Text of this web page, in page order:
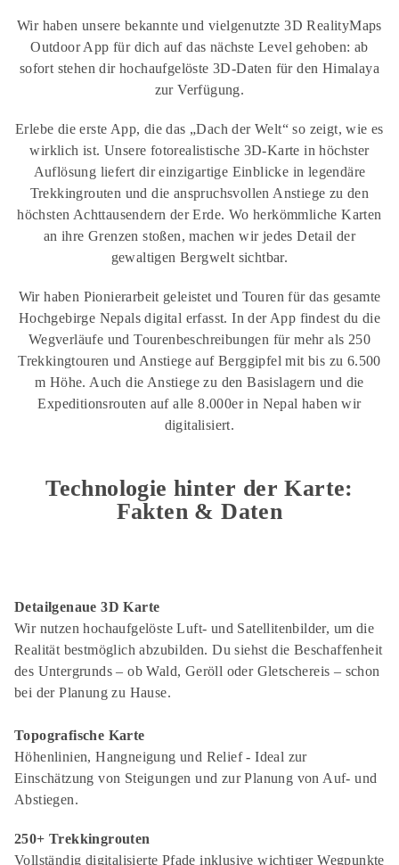
Wir haben unsere bekannte und vielgenutzte 3D RealityMaps
Outdoor App für dich auf das nächste Level gehoben: ab
sofort stehen dir hochaufgelöste 3D-Daten für den Himalaya
zur Verfügung.
Erlebe die erste App, die das „Dach der Welt“ so zeigt, wie es
wirklich ist. Unsere fotorealistische 3D-Karte in höchster
Auflösung liefert dir einzigartige Einblicke in legendäre
Trekkingrouten und die anspruchsvollen Anstiege zu den
höchsten Achttausendern der Erde. Wo herkömmliche Karten
an ihre Grenzen stoßen, machen wir jedes Detail der
gewaltigen Bergwelt sichtbar.
Wir haben Pionierarbeit geleistet und Touren für das gesamte
Hochgebirge Nepals digital erfasst. In der App findest du die
Wegverläufe und Tourenbeschreibungen für mehr als 250
Trekkingtouren und Anstiege auf Berggipfel mit bis zu 6.500
m Höhe. Auch die Anstiege zu den Basislagern und die
Expeditionsrouten auf alle 8.000er in Nepal haben wir
digitalisiert.
Technologie hinter der Karte:
Fakten & Daten
Detailgenaue 3D Karte
Wir nutzen hochaufgelöste Luft- und Satellitenbilder, um die
Realität bestmöglich abzubilden. Du siehst die Beschaffenheit
des Untergrunds – ob Wald, Geröll oder Gletschereis – schon
bei der Planung zu Hause.
Topografische Karte
Höhenlinien, Hangneigung und Relief - Ideal zur
Einschätzung von Steigungen und zur Planung von Auf- und
Abstiegen.
250+ Trekkingrouten
Vollständig digitalisierte Pfade inklusive wichtiger Wegpunkte